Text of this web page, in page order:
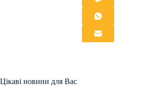
Цікаві новини для Вас